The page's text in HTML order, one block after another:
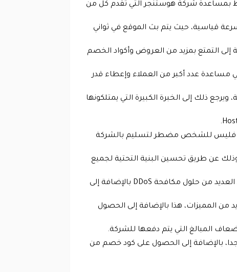
بمساعدة شركة هوستنجر التي تقدم كل من
قياسية، حيث يتم بث الموقع في ثواني
التمتع بمزيد من العروض وأكواد الخصم
حيث يتحدث أكثر من 11 لغة وهذا الأمر يساعد في مساعدة عدد أكبر من العملاء وإعطاء قدر
ذلك إلى الخبرة الكبيرة التي يمتلكونها
فليس للشخص مضطر لتسليم بالشركة
عن طريق تحسين البنية التحتية لجميع
كما تمتلك الشركة hPanel وهي عبارة عن لوحة تحكم تم تصميمها لأجل الشركة خصيصا، بالإضافة إلى وجود العديد من حلول مكافحة DDoS بالإضافة إلى
من المميزات، هذا بالإضافة إلى الحصول
المبالغ التي يتم دفعها للشركة.
جدا، بالإضافة إلى الحصول على كود خصم من